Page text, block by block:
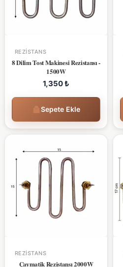
REZISTANS
8 Dilim Tost Makinesi Rezistansı -
1500W
1,350₺
Sepete Ekle
REZISTANS
Çaymatik Rezistansı 2000W